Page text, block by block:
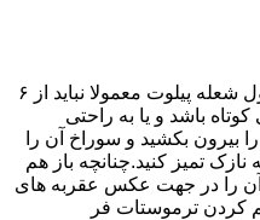
رنگ شعله پیلوت باید آبی باشد و طول شعله پیلوت معمولا نباید از ۶
باشد و یا به راحتی
بکشید و سوراخ آن را
تمیز کنید.چنانچه باز هم
آن را در جهت عکس عقربه های
کردن ترموستات فر